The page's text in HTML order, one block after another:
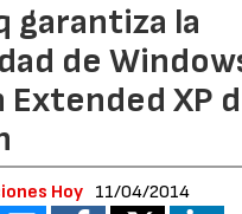
garantiza la
de
Extended XP
Hoy 11/04/2014